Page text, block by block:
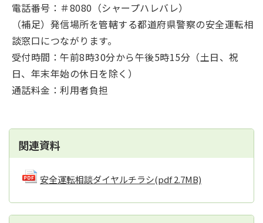
電話番号：＃8080（シャープハレバレ）
（補足）発信場所を管轄する都道府県警察の安全運転相
談窓口につながります。
受付時間：午前8時30分から午後5時15分（土日、祝
日、年末年始の休日を除く）
通話料金：利用者負担
関連資料
安全運転相談ダイヤルチラシ(pdf 2.7MB)